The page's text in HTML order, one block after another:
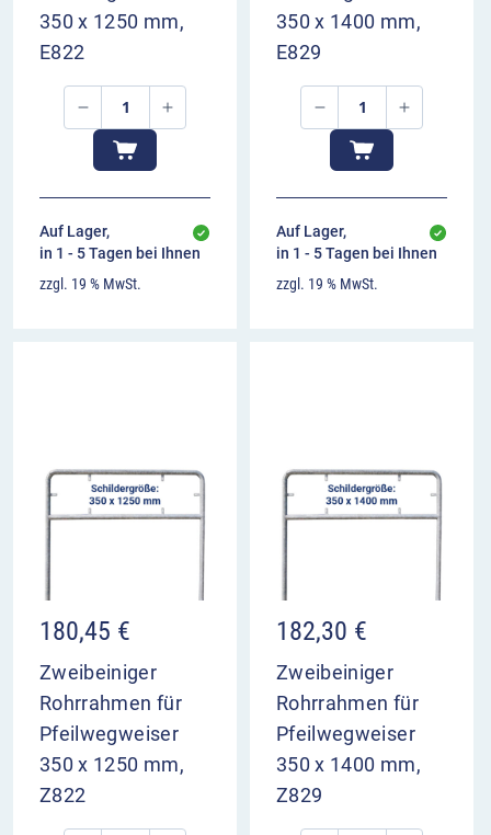
zeigt die Abbiegerichtung zum Ziel an
Orientierungshilfe am Entscheidungspunkt
350 x 1250 mm,
E822
Auf Lager,
in 1 - 5 Tagen bei Ihnen
zzgl. 19 % MwSt.
350 x 1400 mm,
E829
Auf Lager,
in 1 - 5 Tagen bei Ihnen
zzgl. 19 % MwSt.
180,45 €
Zweibeiniger
Rohrrahmen für
Pfeilwegweiser
350 x 1250 mm,
Z822
182,30 €
Zweibeiniger
Rohrrahmen für
Pfeilwegweiser
350 x 1400 mm,
Z829